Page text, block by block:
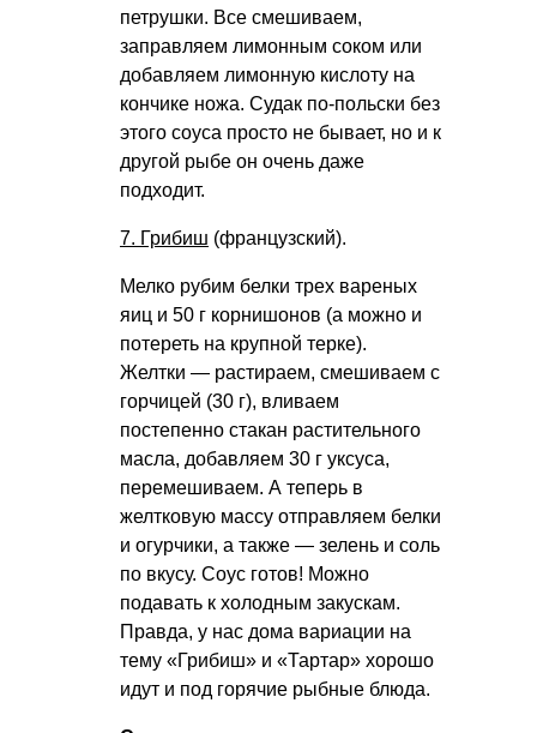
петрушки. Все смешиваем,
заправляем лимонным соком или
добавляем лимонную кислоту на
кончике ножа. Судак по-польски без
этого соуса просто не бывает, но и к
другой рыбе он очень даже
подходит.
7. Грибиш (французский).
Мелко рубим белки трех вареных
яиц и 50 г корнишонов (а можно и
потереть на крупной терке).
Желтки — растираем, смешиваем с
горчицей (30 г), вливаем
постепенно стакан растительного
масла, добавляем 30 г уксуса,
перемешиваем. А теперь в
желтковую массу отправляем белки
и огурчики, а также — зелень и соль
по вкусу. Соус готов! Можно
подавать к холодным закускам.
Правда, у нас дома вариации на
тему «Грибиш» и «Тартар» хорошо
идут и под горячие рыбные блюда.